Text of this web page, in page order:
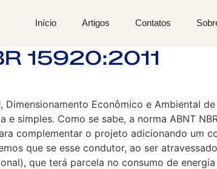
Início Artigos Contatos
15920:2011
Econômico e Ambiental
simples. Como se sabe, a norma ABNT
complementar o projeto adicionando um
que se esse condutor, ao ser
que terá parcela no consumo de